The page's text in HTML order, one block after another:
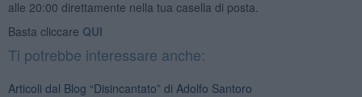
alle 20:00 direttamente nella tua casella di posta.
Basta cliccare QUI
Ti potrebbe interessare anche:
Articoli dal Blog “Disincantato” di Adolfo Santoro